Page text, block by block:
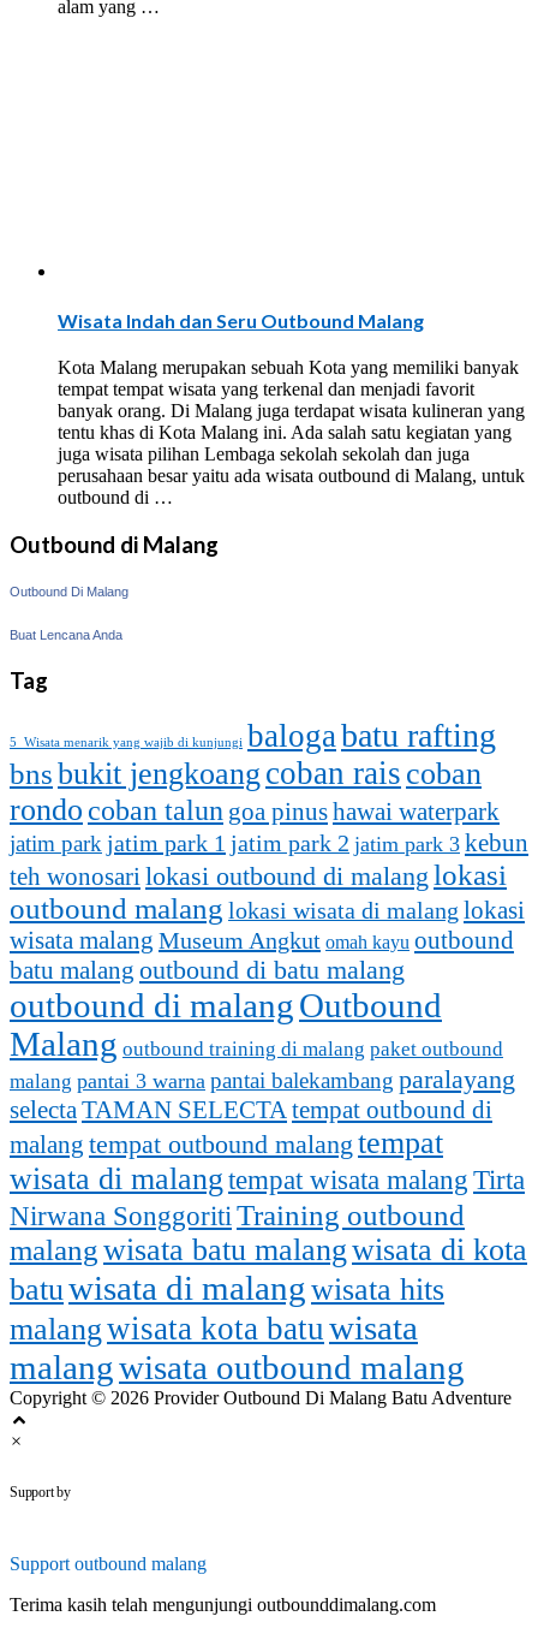
alam yang …
Wisata Indah dan Seru Outbound Malang
Kota Malang merupakan sebuah Kota yang memiliki banyak
tempat tempat wisata yang terkenal dan menjadi favorit
banyak orang. Di Malang juga terdapat wisata kulineran yang
tentu khas di Kota Malang ini. Ada salah satu kegiatan yang
juga wisata pilihan Lembaga sekolah sekolah dan juga
perusahaan besar yaitu ada wisata outbound di Malang, untuk
outbound di …
Outbound di Malang
Outbound Di Malang
Buat Lencana Anda
Tag
5 Wisata menarik yang wajib di kunjungi baloga batu rafting
bnsbukit jengkoang coban rais coban
rondo coban talun goa pinushawai waterpark
jatim park jatim park 1 jatim park 2 jatim park 3 kebun
teh wonosari lokasi outbound di malang lokasi
outbound malang lokasi wisata di malang lokasi
wisata malang Museum Angkut omah kayu outbound
batu malang outbound di batu malang
outbound di malangOutbound
Malang outbound training di malang paket outbound
malang pantai 3 warna pantai balekambang paralayang
selecta TAMAN SELECTA tempat outbound di
malang tempat outbound malang tempat
wisata di malangtempat wisata malangTirta
Nirwana SonggoritiTraining outbound
malangwisata batu malangwisata di kota
batu wisata di malangwisata hits
malangwisata kota batu wisata
malangwisata outbound malang
Copyright © 2026 Provider Outbound Di Malang Batu Adventure
×
Support by
Support outbound malang
Terima kasih telah mengunjungi outbounddimalang.com